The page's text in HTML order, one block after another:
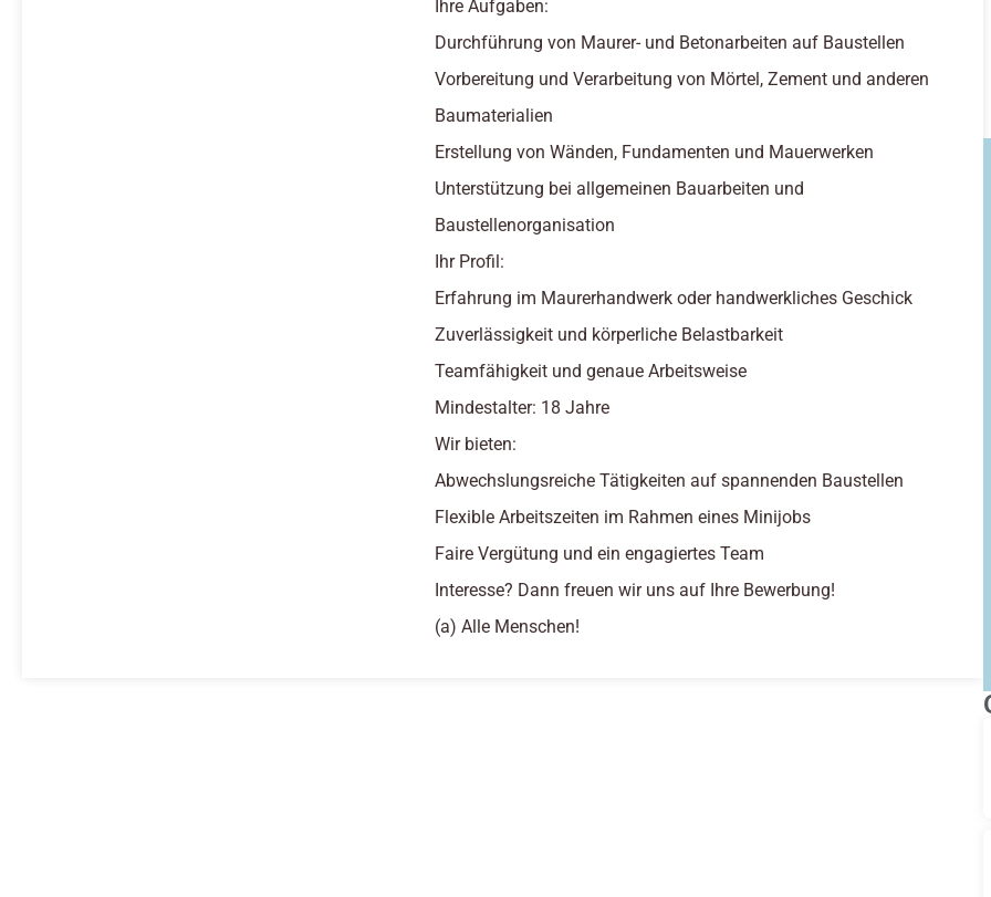
Ihre Aufgaben:
Durchführung von Maurer- und Betonarbeiten auf Baustellen
Vorbereitung und Verarbeitung von Mörtel, Zement und anderen
Baumaterialien
Erstellung von Wänden, Fundamenten und Mauerwerken
Unterstützung bei allgemeinen Bauarbeiten und
Baustellenorganisation
Ihr Profil:
Erfahrung im Maurerhandwerk oder handwerkliches Geschick
Zuverlässigkeit und körperliche Belastbarkeit
Teamfähigkeit und genaue Arbeitsweise
Mindestalter: 18 Jahre
Wir bieten:
Abwechslungsreiche Tätigkeiten auf spannenden Baustellen
Flexible Arbeitszeiten im Rahmen eines Minijobs
Faire Vergütung und ein engagiertes Team
Interesse? Dann freuen wir uns auf Ihre Bewerbung!
(a) Alle Menschen!